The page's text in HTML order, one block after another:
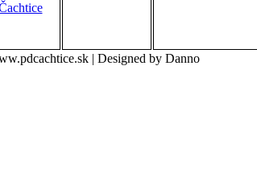
| Designed by Danno